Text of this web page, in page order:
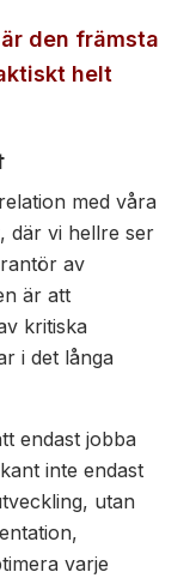
den främsta
helt
med våra
där vi hellre ser
av
är att
kritiska
i det långa
endast jobba
inte endast
utan
varje